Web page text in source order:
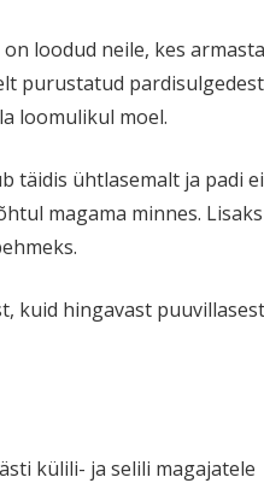
on loodud neile, kes
purus­tatud
loomu­likul moel.
täidis ühtlasemalt ja padi
magama minnes.
kuid hingavast
külili- ja selili magajatele